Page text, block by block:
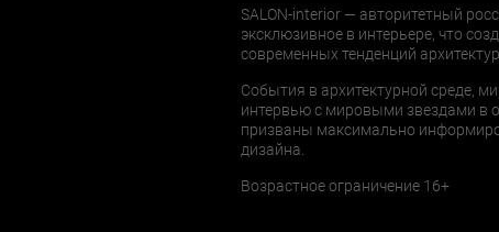
SALON-interior — авторитетный
эксклюзивное в интерьере, что
современных тенденций
События в архитектурной среде,
интервью с мировыми звездами в
призваны максимально
дизайна.
Возрастное ограничение 16+